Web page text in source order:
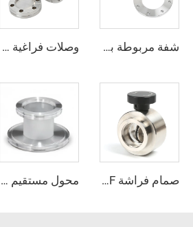
شفة مربوطة ببراغي حسب معيار ISO-F، من الفولاذ المقاوم للصدأ، مقاسات ISO63-ISO500، شفة فارغة لفراغ عالٍ، قطع توصيل فراغية CNC من الفولاذ SS304 وSS316L للمجال أشباع وصلات فراغية من الفولاذ المقاوم للصدأ CF16-CF350، وصلات ثابتة SS304 SS316L، شفاه فراغية ذات ثقوب عابرة/خيوط مترية/خيوط UNC
صمام فراشة KF مع عجلة يدوية KF25/KF40/KF50 SS304 SS316L صمام دوار للفراغ مع لوحة مغلقة بختم FKM من الفولاذ المقاوم للصدأ، التحكم في التدفق عبر تعديل NW25/NW40/NW50 محول مستقيم ISO-K ISO80xISO63-ISO160xISO100 من الفولاذ المقاوم للصدأ SS304/SS316L، وصلة تفريغ عالية الجودة لقطاع أشباه الموصلات